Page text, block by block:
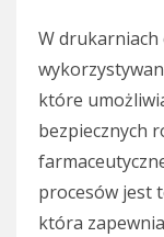
W
które
bezpiecznych
procesów jest
która